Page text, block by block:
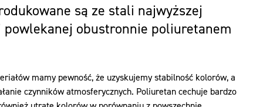
są ze stali najwyższej
powlekanej obustronnie poliuretanem
mamy pewność, że uzyskujemy stabilność kolorów, a
czynników atmosferycznych. Poliuretan cechuje bardzo